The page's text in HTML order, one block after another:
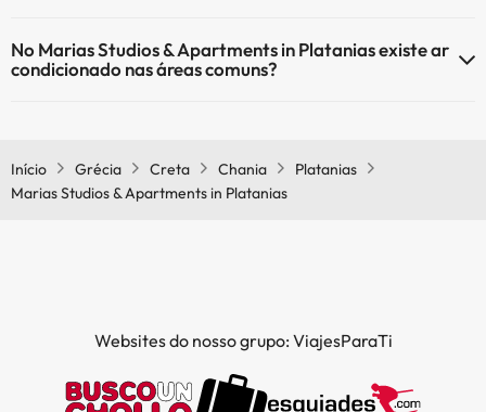
estimação.
No Marias Studios & Apartments in Platanias existe ar
condicionado nas áreas comuns?
Início
Grécia Creta Chania
Platanias
Marias Studios & Apartments in Platanias
Websites do nosso grupo: ViajesParaTi